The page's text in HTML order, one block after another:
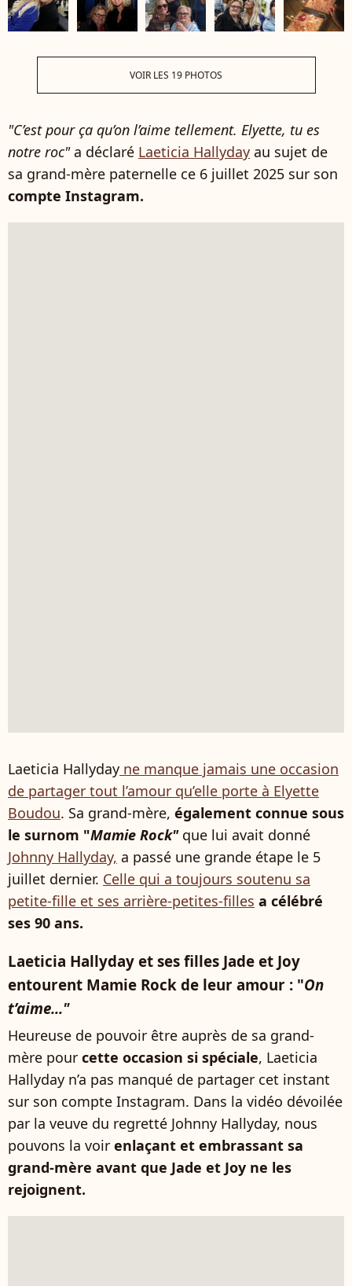
VOIR LES 19 PHOTOS
"C’est pour ça qu’on l’aime tellement. Elyette, tu es
notre roc"a déclaré Laeticia Hallyday au sujet de
sa grand-mère paternelle ce 6 juillet 2025 sur son
compte Instagram.
Laeticia Hallyday ne manque jamais une occasion
de partager tout l’amour qu’elle porte à Elyette
Boudou. Sa grand-mère, également connue sous
le surnom "Mamie Rock"que lui avait donné
Johnny Hallyday, a passé une grande étape le 5
juillet dernier. Celle qui a toujours soutenu sa
petite-fille et ses arrière-petites-filles a célébré
ses 90 ans.
Laeticia Hallyday et ses filles Jade et Joy
entourent Mamie Rock de leur amour : "On
t’aime..."
Heureuse de pouvoir être auprès de sa grand-
mère pour cette occasion si spéciale, Laeticia
Hallyday n’a pas manqué de partager cet instant
sur son compte Instagram. Dans la vidéo dévoilée
par la veuve du regretté Johnny Hallyday, nous
pouvons la voir enlaçant et embrassant sa
grand-mère avant que Jade et Joy ne les
rejoignent.